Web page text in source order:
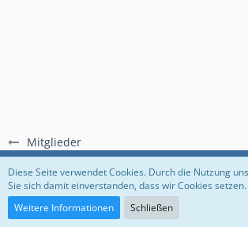
Mitglieder
Regeln Datenschutzerklärung Impressum
Community-Software:
Diese Seite verwendet Cookies. Durch die Nutzung
Sie sich damit einverstanden, dass wir Cookies setzen.
Weitere Informationen
Schließen